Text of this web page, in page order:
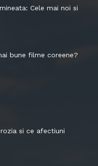
Cele mai noi si
bune filme coreene?
si ce afectiuni